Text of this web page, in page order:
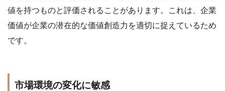
値を持つものと評価されることがあります。これは、企業
価値が企業の潜在的な価値創造力を適切に捉えているため
です。
市場環境の変化に敏感